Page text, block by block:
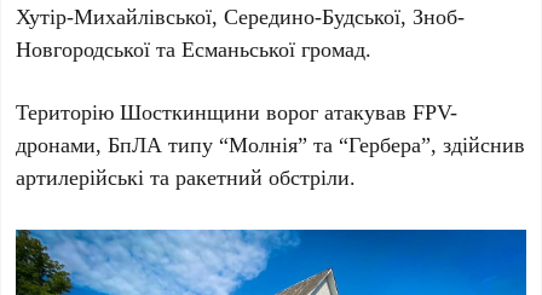
Хутір-Михайлівської, Середино-Будської, Зноб-
Новгородської та Есманьської громад.
Територію Шосткинщини ворог атакував FPV-
дронами, БпЛА типу “Молнія” та “Гербера”, здійснив
артилерійські та ракетний обстріли.